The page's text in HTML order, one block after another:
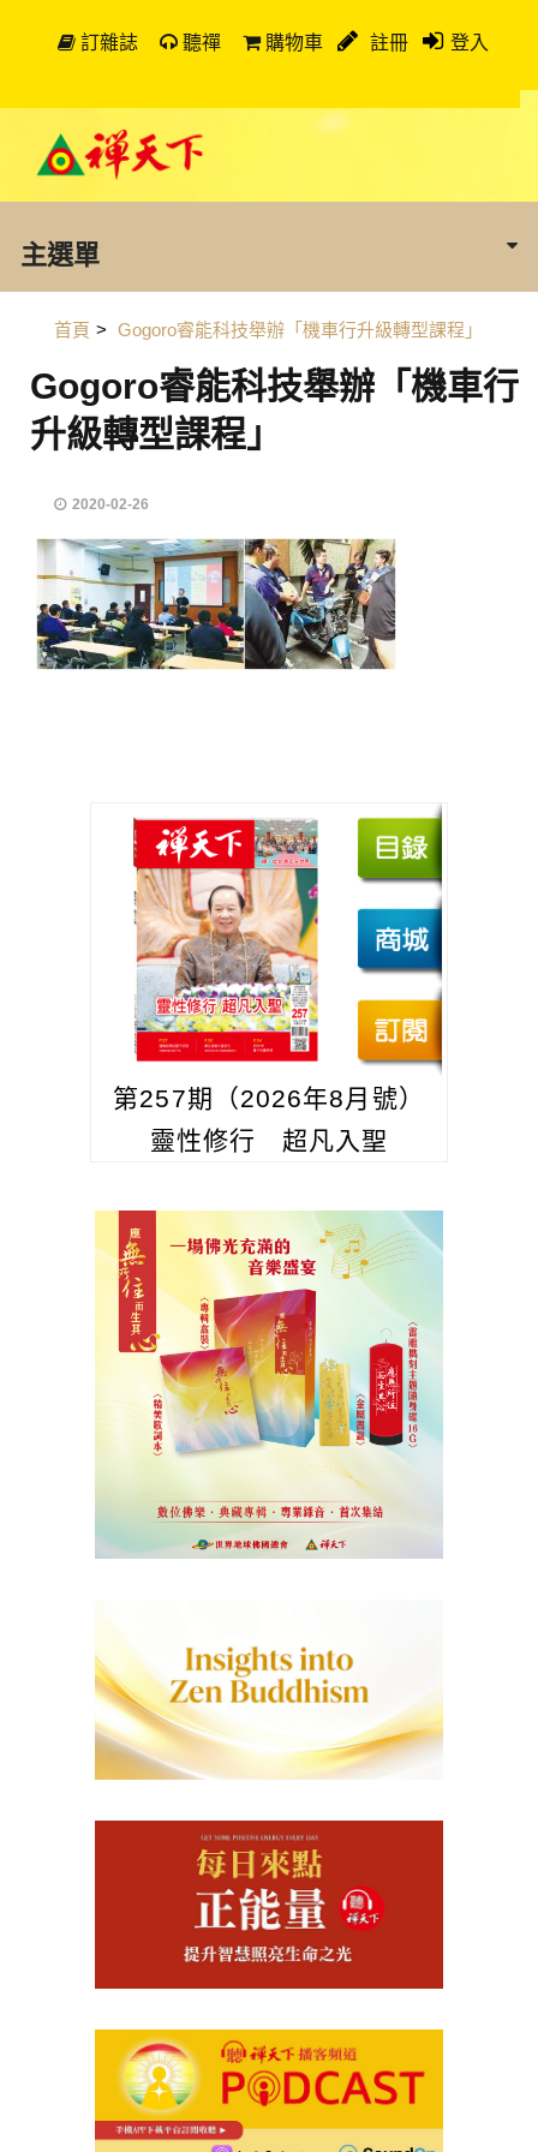
訂雜誌 聽禪 購物車 註冊 登入
主選單
首頁 > Gogoro睿能科技舉辦「機車行升級轉型課程」
Gogoro睿能科技舉辦「機車行
升級轉型課程」
2020-02-26
第257期（2026年8月號）
靈性修行 超凡入聖